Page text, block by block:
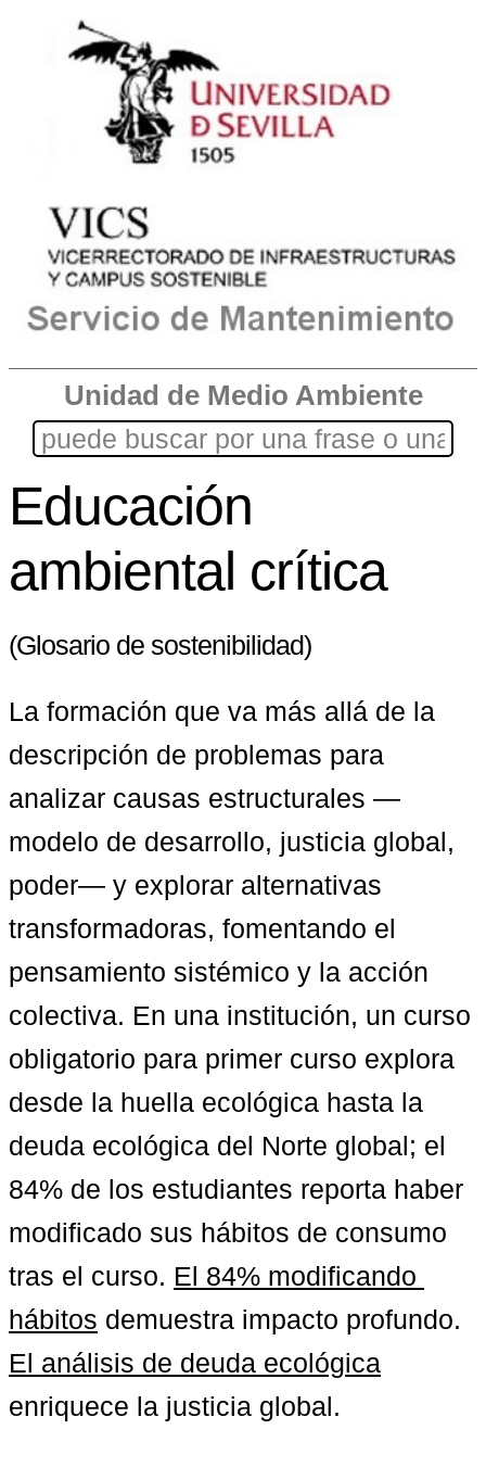
Unidad de Medio Ambiente
Educación
ambiental crítica
(Glosario de sostenibilidad)
La formación que va más allá de la
descripción de problemas para
analizar causas estructurales —
modelo de desarrollo, justicia global,
poder— y explorar alternativas
transformadoras, fomentando el
pensamiento sistémico y la acción
colectiva. En una institución, un curso
obligatorio para primer curso explora
desde la huella ecológica hasta la
deuda ecológica del Norte global; el
84% de los estudiantes reporta haber
modificado sus hábitos de consumo
tras el curso. El 84% modificando
hábitos
El análisis de deuda ecológica
enriquece la justicia global.